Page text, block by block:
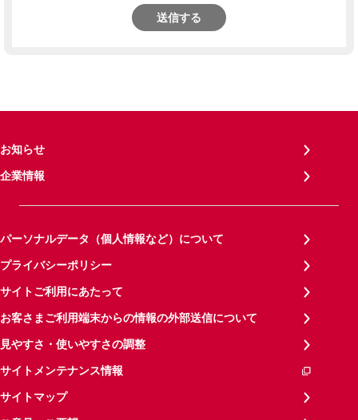
送信する
お知らせ
企業情報
パーソナルデータ（個人情報など）について
プライバシーポリシー
サイトご利用にあたって
お客さまご利用端末からの情報の外部送信について
見やすさ・使いやすさの調整
サイトメンテナンス情報
サイトマップ